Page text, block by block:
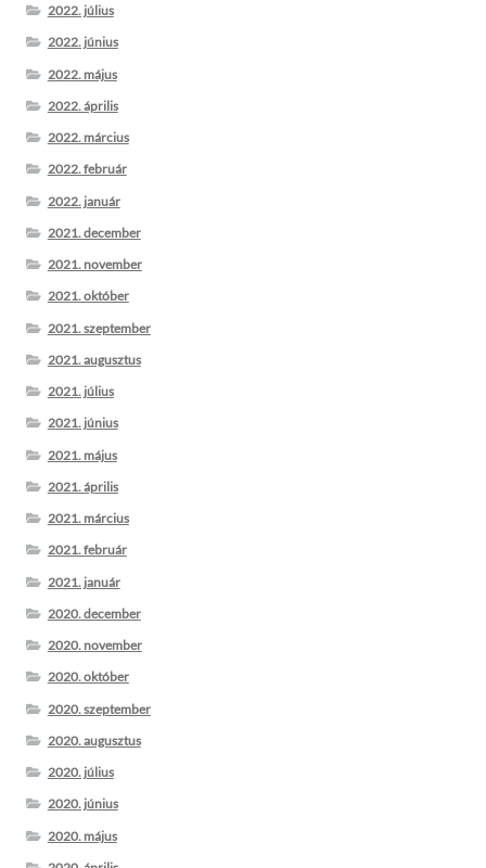
2022. július
2022. június
2022. május
2022. április
2022. március
2022. február
2022. január
2021. december
2021. november
2021. október
2021. szeptember
2021. augusztus
2021. július
2021. június
2021. május
2021. április
2021. március
2021. február
2021. január
2020. december
2020. november
2020. október
2020. szeptember
2020. augusztus
2020. július
2020. június
2020. május